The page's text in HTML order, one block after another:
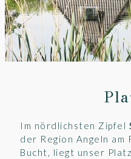
Im nördlichsten Zipfel
der Region Angeln
Bucht, liegt unser